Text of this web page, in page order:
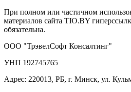
При полном или частичном
материалов сайта TIO.BY
обязательна.
ООО "ТрэвелСофт Консалтинг"
УНП 192745765
Адрес: 220013, РБ, г. Минск, ул.